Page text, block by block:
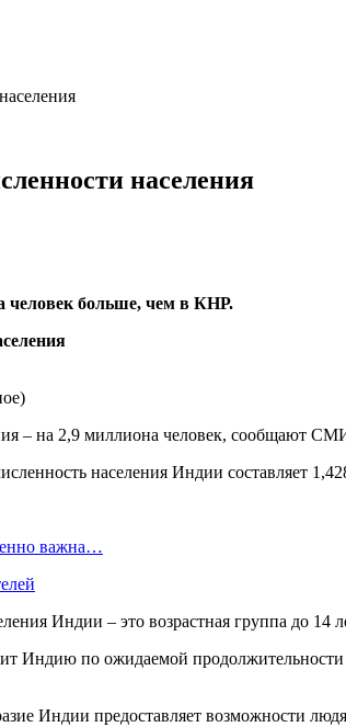
населения
человек больше, чем в КНР.
– на 2,9 миллиона человек, сообщают
населения Индии составляет
важна…
Индии – это возрастная группа до 14
Индию по ожидаемой
Индии предоставляет возможности